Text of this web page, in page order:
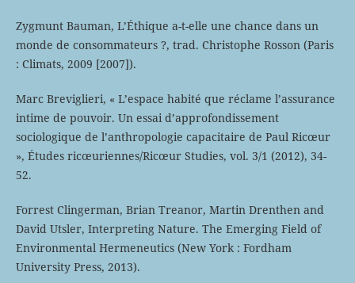
Zygmunt Bauman, L’Éthique a-t-elle une chance dans un
monde de consommateurs ?, trad. Christophe Rosson (Paris
: Climats, 2009 [2007]).
Marc Breviglieri, « L’espace habité que réclame l’assurance
intime de pouvoir. Un essai d’approfondissement
sociologique de l’anthropologie capacitaire de Paul Ricœur
», Études ricœuriennes/Ricœur Studies, vol. 3/1 (2012), 34-
52.
Forrest Clingerman, Brian Treanor, Martin Drenthen and
David Utsler, Interpreting Nature. The Emerging Field of
Environmental Hermeneutics (New York : Fordham
University Press, 2013).